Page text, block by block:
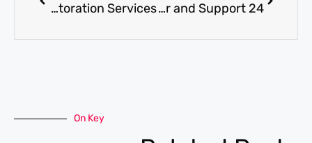
24 Garage near me for Round-the-Clock Repair and Support
Range Rover repair shop for Professional Repair and Restoration Services
On Key